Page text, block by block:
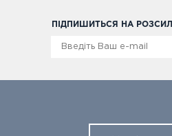
ПІДПИШИТЬСЯ НА